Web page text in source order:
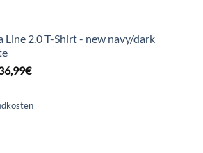
Line 2.0 T-Shirt - new navy/dark
€